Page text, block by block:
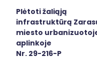
Plėtoti žaliąją
infrastruktūrą
miesto
aplinkoje
Nr. 29-216-P